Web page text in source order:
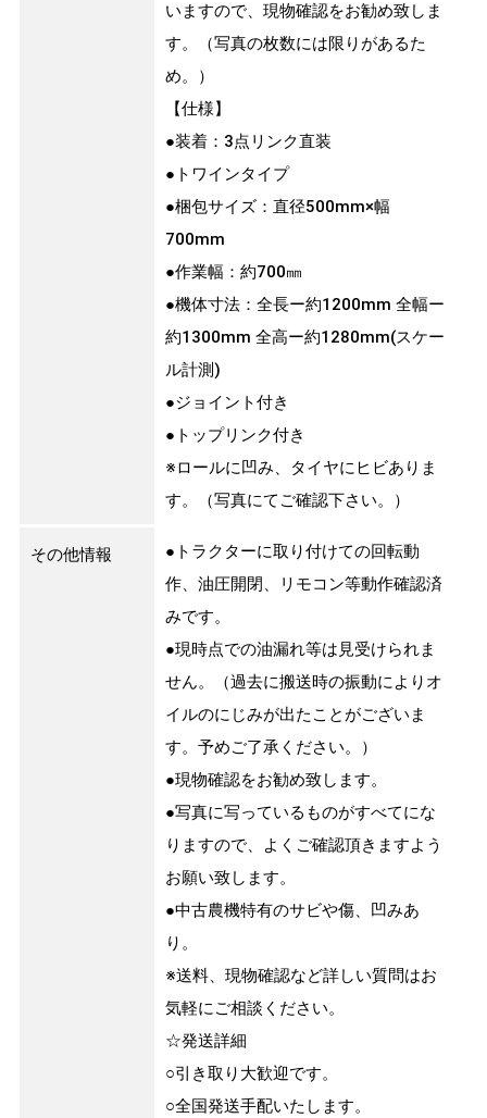
いますので、現物確認をお勧め致しま
す。（写真の枚数には限りがあるた
め。）
【仕様】
●装着：3点リンク直装
●トワインタイプ
●梱包サイズ：直径500mm×幅
700mm
●作業幅：約700㎜
●機体寸法：全長ー約1200mm 全幅ー
約1300mm 全高ー約1280mm(スケー
ル計測)
●ジョイント付き
●トップリンク付き
※ロールに凹み、タイヤにヒビありま
す。（写真にてご確認下さい。）
その他情報
●トラクターに取り付けての回転動
作、油圧開閉、リモコン等動作確認済
みです。
●現時点での油漏れ等は見受けられま
せん。（過去に搬送時の振動によりオ
イルのにじみが出たことがございま
す。予めご了承ください。）
●現物確認をお勧め致します。
●写真に写っているものがすべてにな
りますので、よくご確認頂きますよう
お願い致します。
●中古農機特有のサビや傷、凹みあ
り。
※送料、現物確認など詳しい質問はお
気軽にご相談ください。
☆発送詳細
○引き取り大歓迎です。
○全国発送手配いたします。